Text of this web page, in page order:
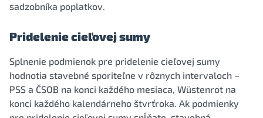
sadzobníka poplatkov.
Pridelenie cieľovej sumy
Splnenie podmienok pre pridelenie cieľovej sumy
hodnotia stavebné sporiteľne v rôznych intervaloch –
PSS a ČSOB na konci každého mesiaca, Wüstenrot na
konci každého kalendárneho štvrťroka. Ak podmienky